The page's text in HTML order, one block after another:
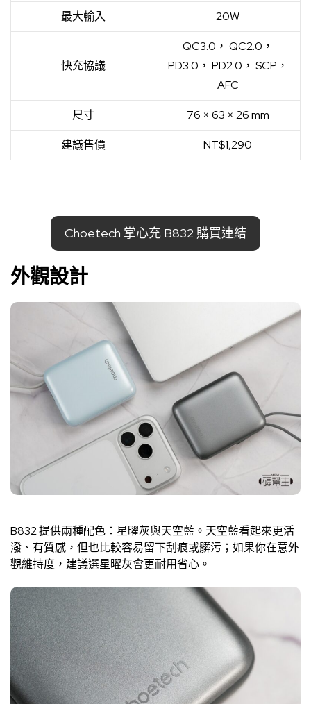
最大輸入 20W
快充協議
QC3.0， QC2.0，
PD3.0， PD2.0， SCP，
AFC
尺寸 76 × 63 × 26 mm
建議售價 NT$1,290
Choetech 掌心充 B832 購買連結
外觀設計
B832 提供兩種配色：星曜灰與天空藍。天空藍看起來更活
潑、有質感，但也比較容易留下刮痕或髒污；如果你在意外
觀維持度，建議選星曜灰會更耐用省心。